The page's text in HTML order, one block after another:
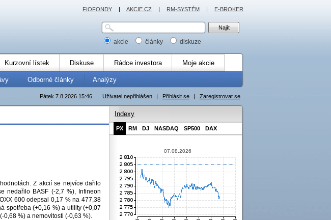
akcie články diskuze
Kurzovní lístek Diskuse Rádce investora Moje akcie
Odborné články Analýzy
Uživatel nepřihlášen | Přihlásit se | Zaregistrovat se
Pátek 7.8.2026 15:46
Z akcií se nejvíce dařilo
nedařilo BASF (-2,7 %), Infineon
600 odepsal 0,17 % na 477,38
spotřeba (+0,16 %) a utility (+0,07
%) a nemovitosti (-0,63 %).
Indexy
PX RM DJ NASDAQ SP500 DAX
07.08.2026
FIOFONDY | AKCIE.CZ | RM-SYSTÉM | E-BROKER